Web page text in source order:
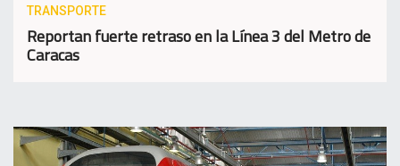
TRANSPORTE
Reportan fuerte retraso en la Línea 3 del Metro de
Caracas